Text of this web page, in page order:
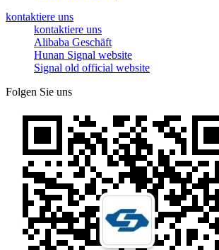
kontaktiere uns
kontaktiere uns
Alibaba Geschäft
Hunan Signal website
Signal old official website
Folgen Sie uns